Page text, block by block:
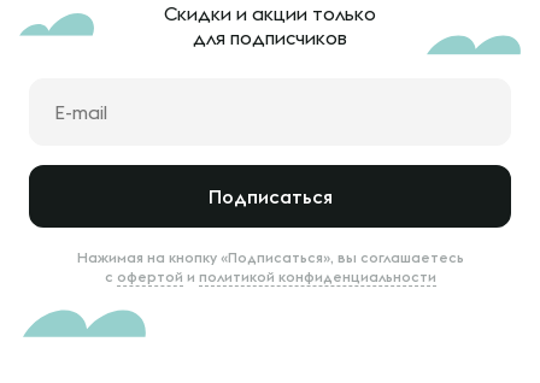
Скидки и акции только
для подписчиков
Подписаться
Нажимая на кнопку «Подписаться», вы соглашаетесь
с офертой и политикой конфиденциальности